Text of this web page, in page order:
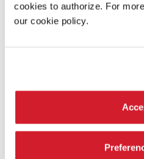
cookies to authorize. For
our cookie policy.
PRODUZIONE
2025tramite formulario di iscrizione
· curriculum vitae in italiano e inglese